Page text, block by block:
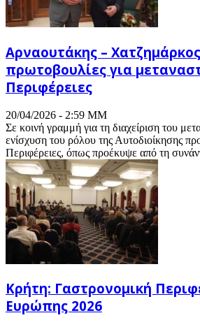
Αρναουτάκης –
πρωτοβουλίες για
Περιφέρειες
20/04/2026 - 2:59 ΜΜ
Σε κοινή γραμμή για τη διαχείριση του
ενίσχυση του ρόλου της Αυτοδιοίκησης
Περιφέρειες, όπως προέκυψε από τη
Κρήτη: Γαστρονομική
Ευρώπης 2026